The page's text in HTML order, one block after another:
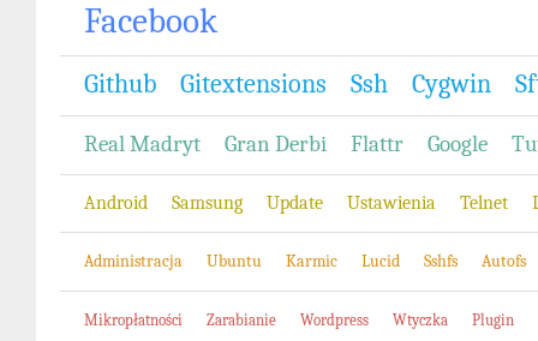
Facebook
Github Gitextensions Ssh Cygwin
Real Madryt Gran Derbi Flattr Google
Android Samsung Update Ustawienia Telnet
Administracja Ubuntu Karmic Lucid Sshfs Autofs
Mikropłatności Zarabianie Wordpress Wtyczka Plugin